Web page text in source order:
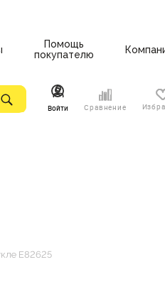
Помощь
покупателю
Войти Сравнение
Е82625